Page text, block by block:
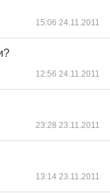
15:06 24.11.2011
12:56 24.11.2011
23:28 23.11.2011
13:14 23.11.2011